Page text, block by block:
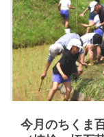
今月のちくま